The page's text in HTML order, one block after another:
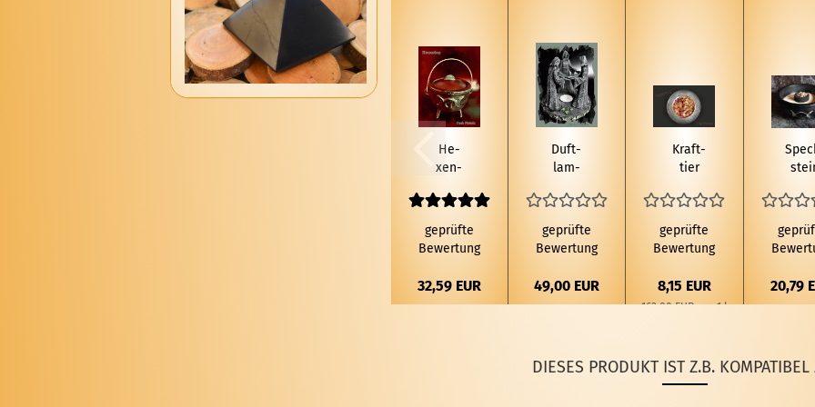
He­
xen­
sel
mit
Trip­
geprüfte
Bewertung
32,59 EUR
Duft­
lam­
Trip­
le­
moon
kreis
geprüfte
Bewertung
49,00 EUR
Kraft­
tier
ge Räu­
cher­
mi­
schung
geprüfte
Bewertung
8,15 EUR
163,00 EUR pro 1 l
Trip­le
20,79
DIESES PRODUKT IST Z.B. KOMPATIBEL